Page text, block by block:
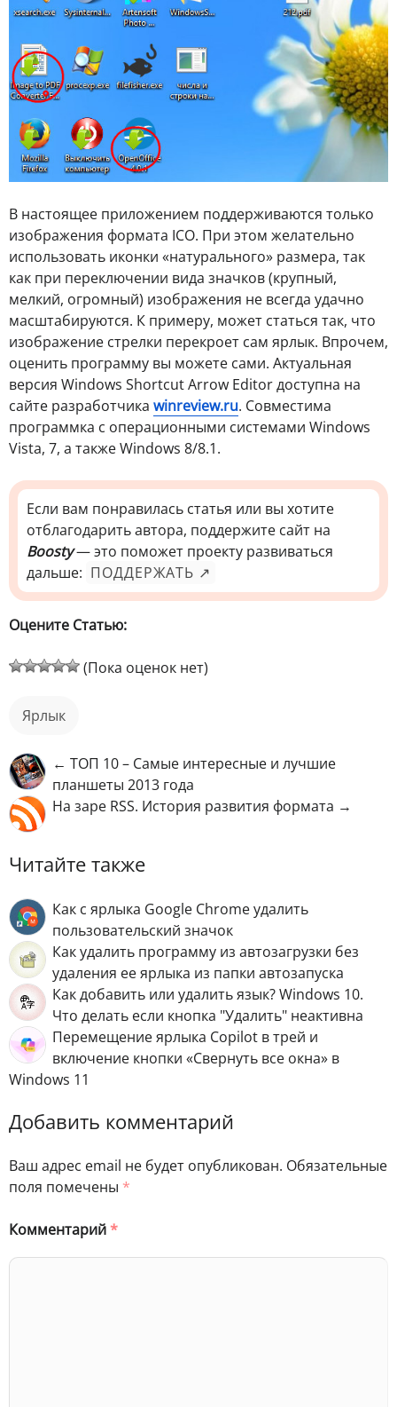
В настоящее приложением поддерживаются только
изображения формата ICO. При этом желательно
использовать иконки «натурального» размера, так
как при переключении вида значков (крупный,
мелкий, огромный) изображения не всегда удачно
масштабируются. К примеру, может статься так, что
изображение стрелки перекроет сам ярлык. Впрочем,
оценить программу вы можете сами. Актуальная
версия Windows Shortcut Arrow Editor доступна на
сайте разработчика winreview.ru. Совместима
программка с операционными системами Windows
Vista, 7, а также Windows 8/8.1.
Если вам понравилась статья или вы хотите
отблагодарить автора, поддержите сайт на
Boosty— это поможет проекту развиваться
дальше: ПОДДЕРЖАТЬ ↗
Оцените Статью:
(Пока оценок нет)
ярлык
← ТОП 10 – Самые интересные и лучшие
планшеты 2013 года
На заре RSS. История развития формата →
Читайте также
Как с ярлыка Google Chrome удалить
пользовательский значок
Как удалить программу из автозагрузки без
удаления ее ярлыка из папки автозапуска
Как добавить или удалить язык? Windows 10.
Что делать если кнопка "Удалить" неактивна
Перемещение ярлыка Copilot в трей и
включение кнопки «Свернуть все окна» в
Windows 11
Добавить комментарий
Ваш адрес email не будет опубликован. Обязательные
поля помечены *
Комментарий*